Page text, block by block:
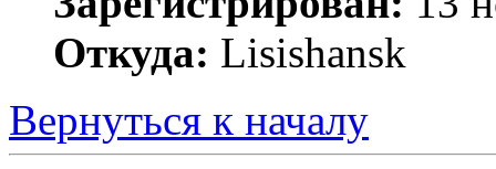
Откуда: Lisishansk
Вернуться к началу